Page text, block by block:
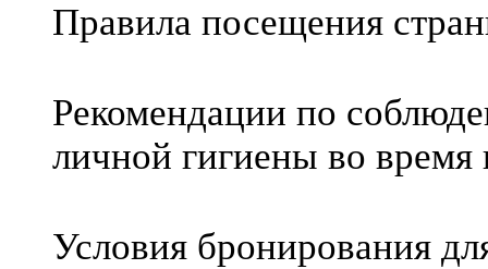
Правила посещения
Рекомендации по
личной гигиены во время
Условия бронирования